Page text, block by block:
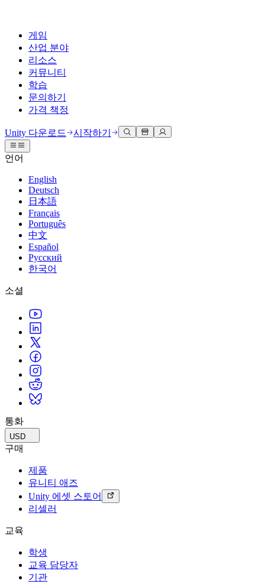
게임
산업 분야
리소스
커뮤니티
학습
문의하기
가격 책정
Unity 엔진
모든 플랫폼 위한 2D 및 3D 게임 제작
협업
팀과 함께 신속한 협업과 반복 작업을 수행하세요.
Unity 다운로드
플랜 및 가격
배포
Unity가 지원하는 25개 이상의 플랫폼을 살펴보세요.
LiveOps
출시 후 인사이트를 확인하고 라이브 게임을 운영하세요.
성장
사용자 확보
모바일 사용자를 검색하고 Acquire
매장 및 D2C 전반에 걸쳐 IAP 관리하세요.
수익화
Unity로 광고하세요
활용 부문
모바일 게임
Unity로 모바일 히트작을 제작하고 성장시키세요.
인디 게임
소규모 팀으로 대작 게임을 출시하세요.
3D 협업
실시간 3D 프로젝트 빌드 및 검토
몰입형 교육
몰입도 높은 환경 제작
고객 경험
인터랙티브 3D 경험 제작
산업 분야
운영 우수성 확보
리테일
상점 경험을 온라인 경험으로 전환
자동차
혁신을 가속화하고 차량 내 경험을 향상시키세요.
모든 산업 보기
기술 자료
공식 유저. '광고 지면'의 타겟 고객 매뉴얼 및 API 레퍼런스
개발자 툴
릴리스 버전 및 이슈 트래커
로드맵
예정된 기능 검토
기술 용어 라이브러리
활용 사례
실제 성공 사례
베스트 프랙티스 가이드
전문가 팁
데모
데모, 샘플 및 빌딩 블록
모든 리소스
새로운 기능
블로그
업데이트, 정보, 기술 팁
뉴스
토론
토론, 문제 해결, 소통
이벤트
글로벌 이벤트 및 현지 이벤트
커뮤니티 사례
Made with Unity
Unity 크리에이터 소개
Livestreams
Unity Awards
전 세계 Unity 크리에이터 축하
Unity Learn
무료로 Unity 기술 마스터
전문 교육
Unity 강사와 함께 팀의 역량을 강화하세요
Unity 처음 사용하시나요
시작하기
학습 시작하기
Unity 사용이 처음이신가요? 여정 시작하기
사용법 가이드
실용적인 팁 및 베스트 프랙티스
교육
학생용
커리어 시작하기
교육 효율 극대화
교육 라이선스
자격증
Unity 숙련도를 입증하세요
도움 받기
성공을 위한 Unity
Success 플랜
전문가 지원을 통해 더 빠르게 목표 도달률 달성
일반적인 질문에 대한 답변
문의하기
Unity 다운로드 시작하기
언어
English
Deutsch
日本語
Français
Português
中文
Español
Русский
한국어
소셜
통화
USD
구매
제품
유니티 애즈
Unity 에셋 스토어
리셀러
교육
학생
교육 담당자
기관